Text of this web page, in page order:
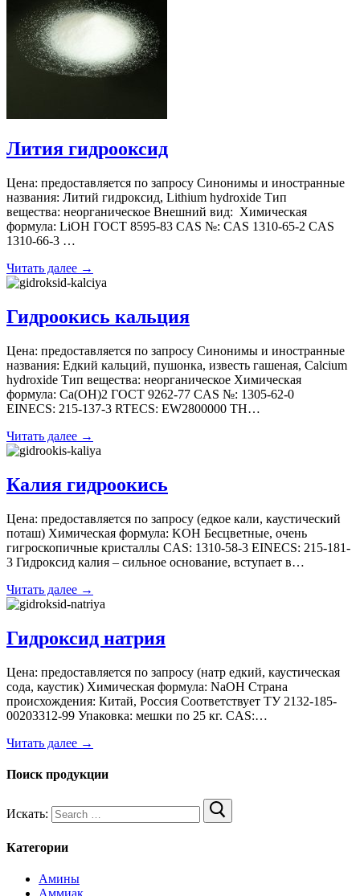
Лития гидрооксид
Цена: предоставляется по запросу Синонимы и иностранные
названия: Литий гидроксид, Lithium hydroxide Тип
вещества: неорганическое Внешний вид: Химическая
формула: LiOH ГОСТ 8595-83 CAS №: CAS 1310-65-2 CAS
1310-66-3 …
Читать далее →
Гидроокись кальция
Цена: предоставляется по запросу Синонимы и иностранные
названия: Едкий кальций, пушонка, известь гашеная, Calcium
hydroxide Тип вещества: неорганическое Химическая
формула: Ca(OH)2 ГОСТ 9262-77 CAS №: 1305-62-0
EINECS: 215-137-3 RTECS: EW2800000 ТН…
Читать далее →
Калия гидроокись
Цена: предоставляется по запросу (едкое кали, каустический
поташ) Химическая формула: KOH Бесцветные, очень
гигроскопичные кристаллы CAS: 1310-58-3 EINECS: 215-181-
3 Гидроксид калия – сильное основание, вступает в…
Читать далее →
Гидроксид натрия
Цена: предоставляется по запросу (натр едкий, каустическая
сода, каустик) Химическая формула: NaOH Страна
происхождения: Китай, Россия Соответствует ТУ 2132-185-
00203312-99 Упаковка: мешки по 25 кг. CAS:…
Читать далее →
Поиск продукции
Искать:
Категории
Амины
Аммиак